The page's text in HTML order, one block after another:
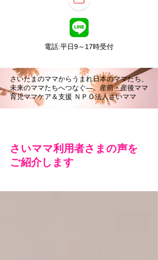
電話:平日9～17時受付
さいたまのママからうまれ日本のママたち、
未来のママたちへつなぐ―。産前・産後ママ
育児ママケア＆支援 ＮＰＯ法人さいママ
さいママ利用者さまの声を
ご紹介します